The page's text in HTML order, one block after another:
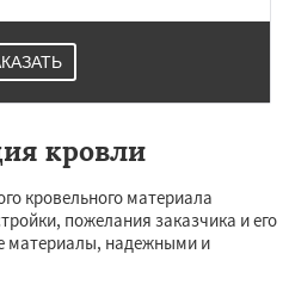
кровли
кровельного материала
пожелания заказчика и его
материалы, надежными и